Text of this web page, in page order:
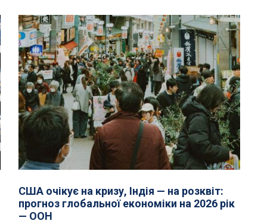
США очікує на кризу, Індія — на розквіт:
прогноз глобальної економіки на 2026 рік
— ООН